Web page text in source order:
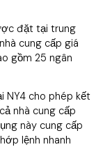
đặt tại trung
cung cấp giá
gồm 25 ngân
NY4 cho phép kết
nhà cung cấp
này cung cấp
lệnh nhanh